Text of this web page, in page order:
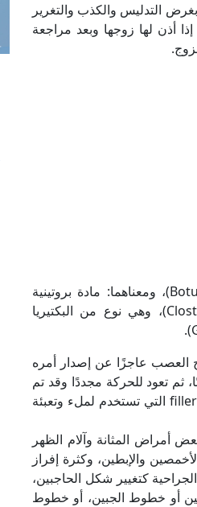
التدليس والكذب والتغرير
أذن لها زوجها وبعد مراجعة
كلمة البوتكس Botox هي اختصار من كلمتي (البوتولاينم توكسن Botulinum Toxin)، ومعناهما: مادة بروتينية
طبيعية سُمِّية تستخرج من بكتريا (كولوستريديوم بوتولينم Clostridium Botulinum)، وهي نوع من البكتيريا
العصب عاجزًا عن إصدار أمره
ثم تعود للحركة مجددًا وقد تم
إزالة خطوط التجاعيد منها، ولا يتداخل تأثيرها مع حقن التعبئة أو ما يسمى بالفيلر fillers التي تستخدم لملء وتعبئة
أمراض المثانة وآلام الظهر
والإبطين، وكثرة إفراز
كتغيير شكل الحاجبين،
أو خطوط الجبين، أو خطوط